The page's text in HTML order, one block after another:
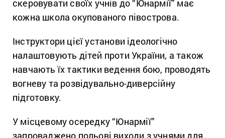
скеровувати своїх учнів до “Юнармії” має
кожна школа окупованого півострова.
Інструктори цієї установи ідеологічно
налаштовують дітей проти України, а також
навчають їх тактики ведення бою, проводять
вогневу та розвідувально-диверсійну
підготовку.
У місцевому осередку “Юнармії”